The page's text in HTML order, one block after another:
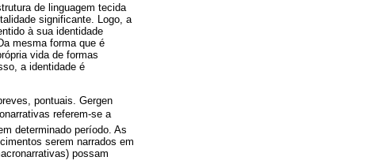
de linguagem tecida
significante. Logo, a
à sua identidade
mesma forma que é
vida de formas
a identidade é
pontuais. Gergen
referem-se a
determinado período. As
serem narrados em
possam